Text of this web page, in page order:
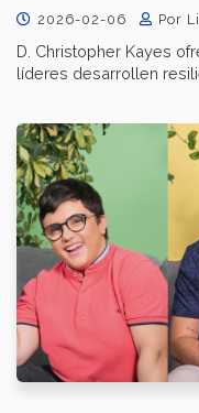
2026-02-06 Por
D. Christopher Kayes
líderes desarrollen